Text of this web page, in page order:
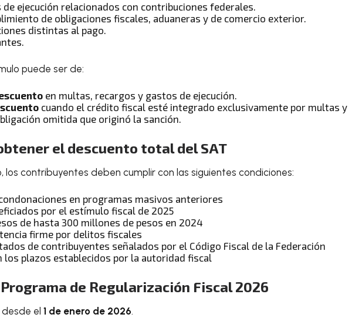
de ejecución relacionados con contribuciones federales.
de obligaciones fiscales, aduaneras y de comercio exterior.
distintas al pago.
puede ser de:
en multas, recargos y gastos de ejecución.
cuando el crédito fiscal esté integrado exclusivamente por multas y
omitida que originó la sanción.
el descuento total del SAT
los contribuyentes deben cumplir con las siguientes condiciones:
en programas masivos anteriores
por el estímulo fiscal de 2025
de hasta 300 millones de pesos en 2024
firme por delitos fiscales
de contribuyentes señalados por el Código Fiscal de la Federación
los plazos establecidos por la autoridad fiscal
de Regularización Fiscal 2026
desde el 1 de enero de 2026.